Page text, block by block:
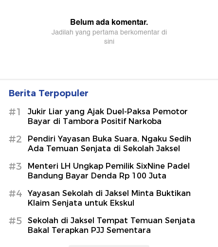
Berita Terpopuler
#1
Jukir Liar yang Ajak Duel-Paksa Pemotor
Bayar di Tambora Positif Narkoba
#2
Pendiri Yayasan Buka Suara, Ngaku Sedih
Ada Temuan Senjata di Sekolah Jaksel
#3
Menteri LH Ungkap Pemilik SixNine Padel
Bandung Bayar Denda Rp 100 Juta
#4
Yayasan Sekolah di Jaksel Minta Buktikan
Klaim Senjata untuk Ekskul
#5
Sekolah di Jaksel Tempat Temuan Senjata
Bakal Terapkan PJJ Sementara